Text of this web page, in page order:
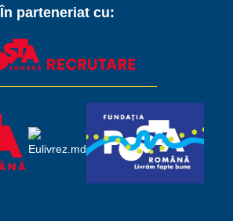
În parteneriat cu: